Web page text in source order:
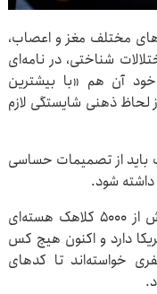
تخصص‌های مختلف مغز و اعصاب،
شناختی، در نامه‌ای
خود آن هم «با بیشترین
لحاظ ذهنی شایستگی لازم
باید از تصمیمات حساسی
داشته شود.
آن‌ها تصریح کرده‌اند که ایالات متحده بیش از ۵۰۰۰ کلاهک هسته‌ای
دارد و اکنون هیچ کس
توقف او را ندارد. این گروه ۳۶ نفری خواسته‌اند تا کدهای